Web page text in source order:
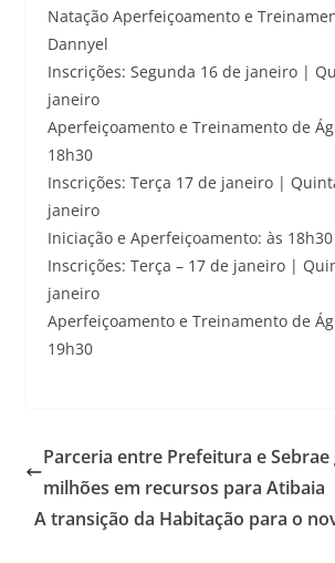
Natação Aperfeiçoamento e
Dannyel
Inscrições: Segunda 16 de janeiro |
janeiro
Aperfeiçoamento e Treinamento de
18h30
Inscrições: Terça 17 de janeiro |
janeiro
Iniciação e Aperfeiçoamento: às 18h30
Inscrições: Terça – 17 de janeiro |
janeiro
Aperfeiçoamento e Treinamento de
19h30
Parceria entre Prefeitura e Sebrae
milhões em recursos para Atibaia
A transição da Habitação para o